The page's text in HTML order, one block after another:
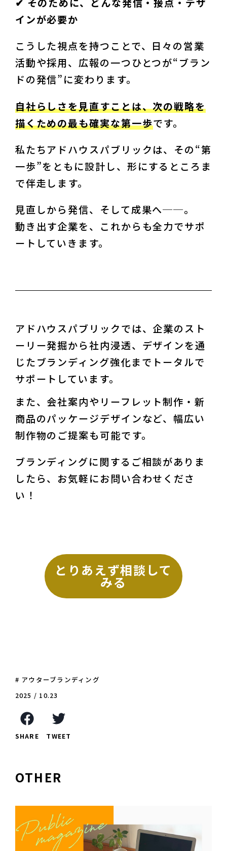
インが必要か
こうした視点を持つことで、日々の営業
活動や採用、広報の一つひとつが“ブラン
ドの発信”に変わります。
自社らしさを見直すことは、次の戦略を
描くための最も確実な第一歩です。
私たちアドハウスパブリックは、その“第
一歩”をともに設計し、形にするところま
で伴走します。
見直しから発信、そして成果へ──。
動き出す企業を、これからも全力でサポ
ートしていきます。
アドハウスパブリックでは、企業のスト
ーリー発掘から社内浸透、デザインを通
じたブランディング強化までトータルで
サポートしています。
また、会社案内やリーフレット制作・新
商品のパッケージデザインなど、幅広い
制作物のご提案も可能です。
ブランディングに関するご相談がありま
したら、お気軽にお問い合わせくださ
い！
とりあえず相談して
みる
# アウターブランディング
2025 / 10.23
SHARE TWEET
OTHER